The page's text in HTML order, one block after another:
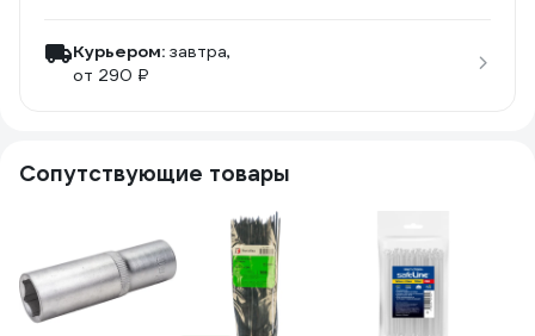
Курьером: завтра,
от 290 ₽
Сопутствующие товары